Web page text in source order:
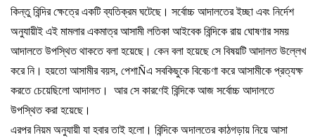
কিন্তু বিন্দির ক্ষেত্রে একটি ব্যতিক্রম ঘটেছে। সর্বোচ্চ আদালতের ইচ্ছা এবং নির্দেশ
অনুযায়ীই এই মামলার একমাত্র আসামী লতিকা আইবেক বিন্দিকে রায় ঘোষণার সময়
আদালতে উপস্থিত থাকতে বলা হয়েছে। কেন বলা হয়েছে সে বিষয়টি আদালত উল্লেখ
করে নি। হয়তো আসামীর বয়স, পেশাÑএ সবকিছুকে বিবেচণা করে আসামীকে প্রত্যক্ষ
করতে চেয়েছিলো আদালত। আর সে কারণেই বিন্দিকে আজ সর্বোচ্চ আদালতে
উপস্থিত করা হয়েছে।
এরপর নিয়ম অনুযায়ী যা হবার তাই হলো। বিন্দিকে অদালতের কাঠগড়ায় নিয়ে আসা